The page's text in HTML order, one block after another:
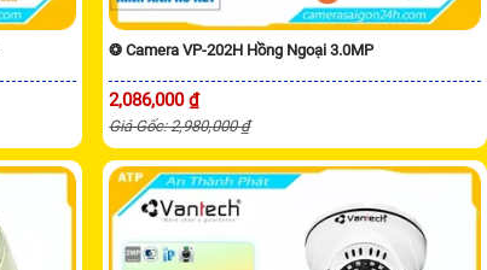
❂ Camera VP-202H Hồng Ngoại 3.0MP
2,086,000 ₫
Giá Gốc: 2,980,000 ₫